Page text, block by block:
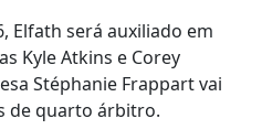
Elfath será auxiliado em
Kyle Atkins e Corey
Stéphanie Frappart vai
de quarto árbitro.